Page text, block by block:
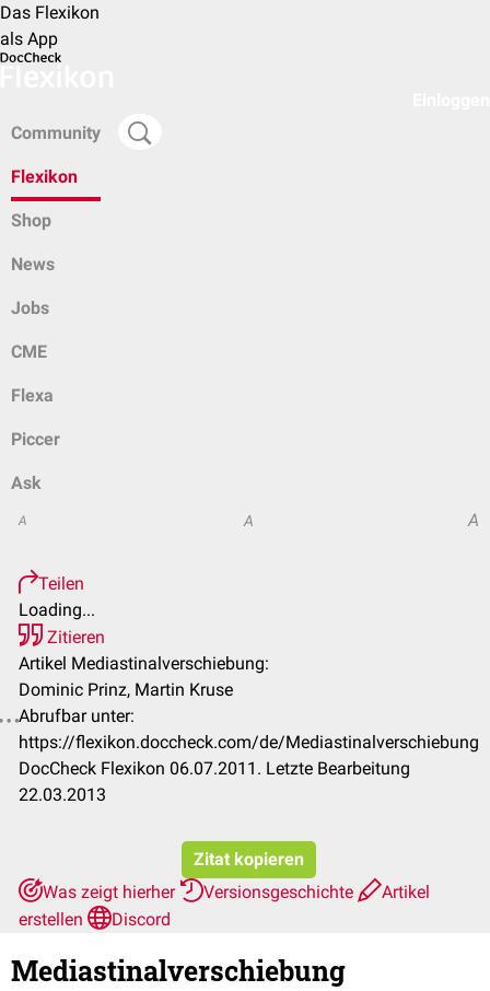
Das Flexikon
als App
Community
Flexikon
Shop
News
Jobs
CME
Flexa
Piccer
Ask
A A A
Teilen
Loading...
Zitieren
Artikel Mediastinalverschiebung:
Dominic Prinz, Martin Kruse
Abrufbar unter:
https://flexikon.doccheck.com/de/Mediastinalverschiebung
DocCheck Flexikon 06.07.2011. Letzte Bearbeitung
22.03.2013
Zitat kopieren
Was zeigt hierher
Versionsgeschichte
Artikel
erstellen
Discord
Mediastinalverschiebung